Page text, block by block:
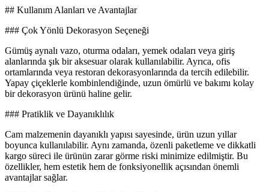
## Kullanım Alanları ve Avantajlar
### Çok Yönlü Dekorasyon Seçeneği
Gümüş aynalı vazo, oturma odaları, yemek odaları veya giriş
alanlarında şık bir aksesuar olarak kullanılabilir. Ayrıca, ofis
ortamlarında veya restoran dekorasyonlarında da tercih edilebilir.
Yapay çiçeklerle kombinlendiğinde, uzun ömürlü ve bakımı kolay
bir dekorasyon ürünü haline gelir.
### Pratiklik ve Dayanıklılık
Cam malzemenin dayanıklı yapısı sayesinde, ürün uzun yıllar
boyunca kullanılabilir. Aynı zamanda, özenli paketleme ve dikkatli
kargo süreci ile ürünün zarar görme riski minimize edilmiştir. Bu
özellikler, hem estetik hem de fonksiyonellik açısından önemli
avantajlar sağlar.